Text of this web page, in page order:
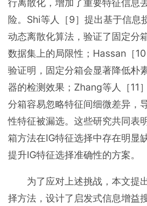
险。Shi等人［9］提出基于信息
动态离散化算法，验证了固定分
数据集上的局限性；Hassan［
验证明，固定分箱会显著降低朴
器的检测效果；Zhang等人［11
分箱容易忽略特征间细微差异，
性特征被漏选。这些研究共同表
箱方法在IG特征选择中存在明显
提升IG特征选择准确性的方案。
为了应对上述挑战，本文提
择方法，设计了启发式信息增益